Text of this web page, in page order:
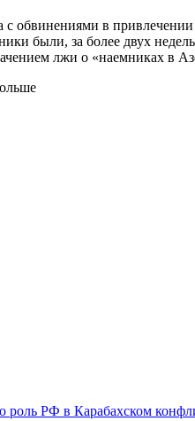
обвинениями в
были, за более двух
лжи о «наемниках в